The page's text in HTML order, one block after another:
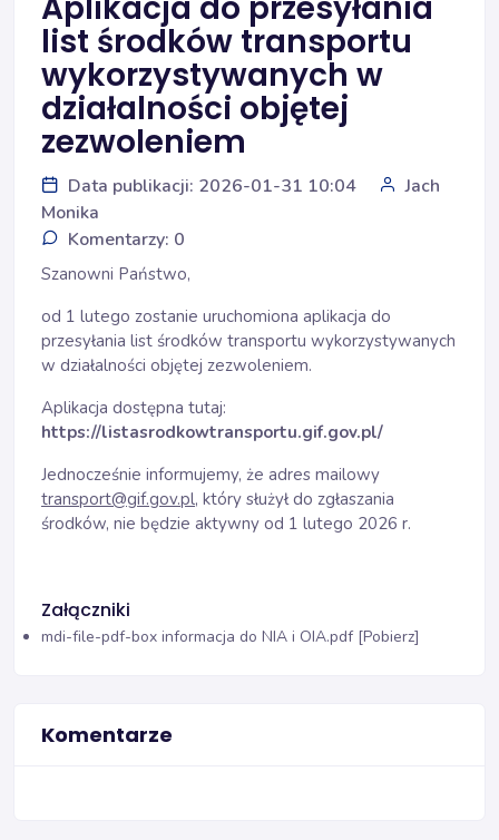
list środków transportu
wykorzystywanych w
działalności objętej
zezwoleniem
Data publikacji: 2026-01-31 10:04
Jach
Monika
Komentarzy: 0
Szanowni Państwo,
od 1 lutego zostanie uruchomiona aplikacja do
przesyłania list środków transportu wykorzystywanych
w działalności objętej zezwoleniem.
Aplikacja dostępna tutaj:
https://listasrodkowtransportu.gif.gov.pl/
Jednocześnie informujemy, że adres mailowy
transport@gif.gov.pl, który służył do zgłaszania
środków, nie będzie aktywny od 1 lutego 2026 r.
Załączniki
mdi-file-pdf-box informacja do NIA i OIA.pdf [Pobierz]
Komentarze